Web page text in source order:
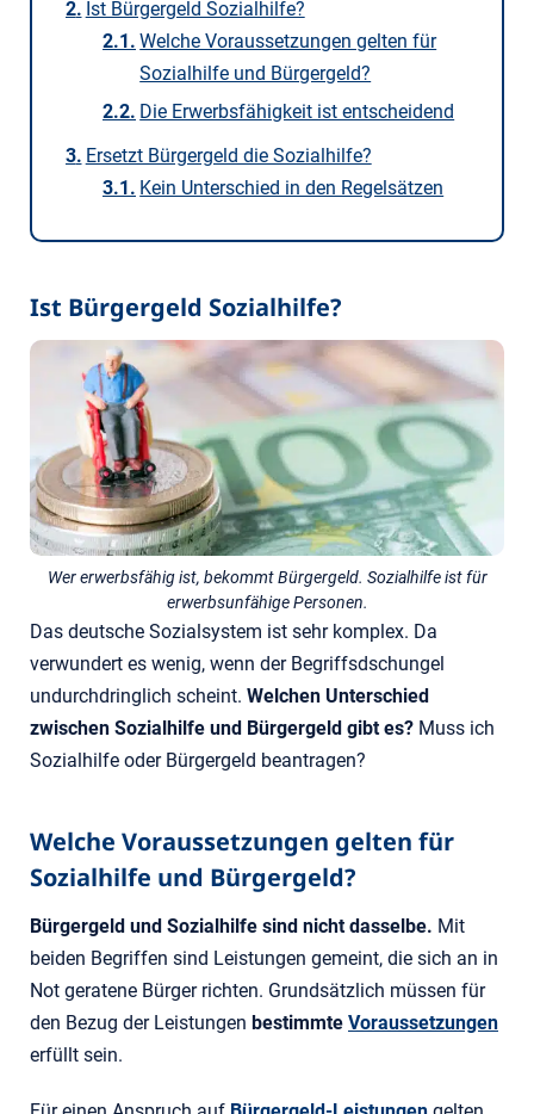
Ist Bürgergeld Sozialhilfe?
Welche Voraussetzungen gelten für
Sozialhilfe und Bürgergeld?
Die Erwerbsfähigkeit ist entscheidend
Ersetzt Bürgergeld die Sozialhilfe?
Kein Unterschied in den Regelsätzen
Ist Bürgergeld Sozialhilfe?
Wer erwerbsfähig ist, bekommt Bürgergeld. Sozialhilfe ist für
erwerbsunfähige Personen.
Das deutsche Sozialsystem ist sehr komplex. Da
verwundert es wenig, wenn der Begriffsdschungel
undurchdringlich scheint. Welchen Unterschied
zwischen Sozialhilfe und Bürgergeld gibt es? Muss ich
Sozialhilfe oder Bürgergeld beantragen?
Welche Voraussetzungen gelten für
Sozialhilfe und Bürgergeld?
Bürgergeld und Sozialhilfe sind nicht dasselbe. Mit
beiden Begriffen sind Leistungen gemeint, die sich an in
Not geratene Bürger richten. Grundsätzlich müssen für
den Bezug der Leistungen bestimmte Voraussetzungen
erfüllt sein.